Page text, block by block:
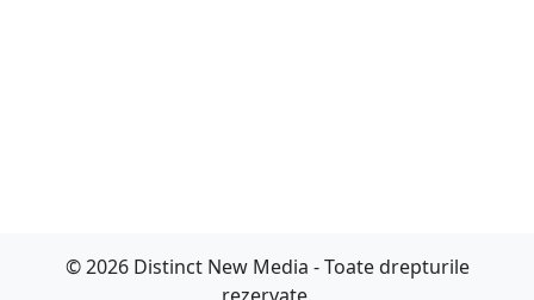
© 2026 Distinct New Media - Toate drepturile